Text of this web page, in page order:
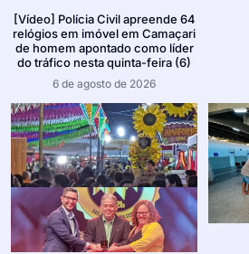
[Vídeo] Polícia Civil apreende 64
relógios em imóvel em Camaçari
de homem apontado como líder
do tráfico nesta quinta-feira (6)
6 de agosto de 2026